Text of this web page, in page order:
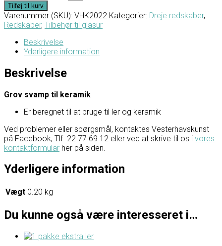
Tilføj til kurv
Varenummer (SKU): VHK2022 Kategorier: Dreje redskaber,
Redskaber, Tilbehør til glasur
Beskrivelse
Yderligere information
Beskrivelse
Grov svamp til keramik
Er beregnet til at bruge til ler og keramik
Ved problemer eller spørgsmål, kontaktes Vesterhavskunst
på Facebook, Tlf. 22 77 69 12 eller ved at skrive til os i vores
kontaktformular her på siden.
Yderligere information
Vægt 0.20 kg
Du kunne også være interesseret i…